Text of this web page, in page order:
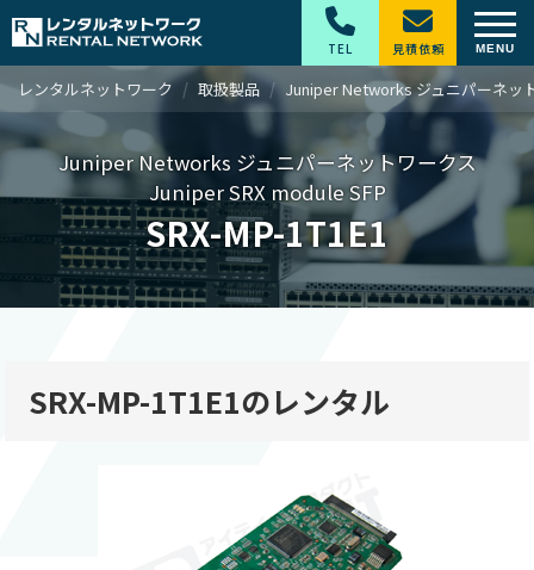
レンタルネットワーク 取扱製品 Juniper Networks ジュニパーネッ
Juniper Networks ジュニパーネットワークス
Juniper SRX module SFP
SRX-MP-1T1E1
SRX-MP-1T1E1のレンタル
TEL 見積依頼